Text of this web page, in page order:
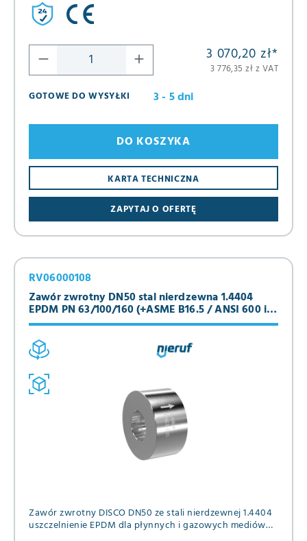
3 070,20 zł*
3 776,35 zł z VAT
GOTOWE DO WYSYŁKI
3 - 5 dni
ZAPYTAJ O OFERTĘ
KARTA TECHNICZNA
DO KOSZYKA
Zawór zwrotny DN50 stal nierdzewna 1.4404
EPDM PN 63/100/160 (+ASME B16.5 / ANSI 600 i
900)
RV06000108
Zawór zwrotny DISCO DN50 ze stali nierdzewnej 1.4404
uszczelnienie EPDM dla płynnych i gazowych mediów